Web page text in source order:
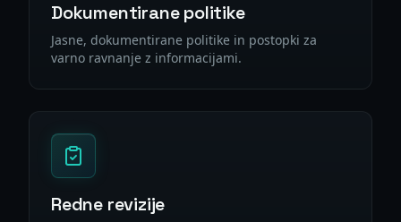
Dokumentirane politike
Jasne, dokumentirane politike in postopki za
varno ravnanje z informacijami.
Redne revizije